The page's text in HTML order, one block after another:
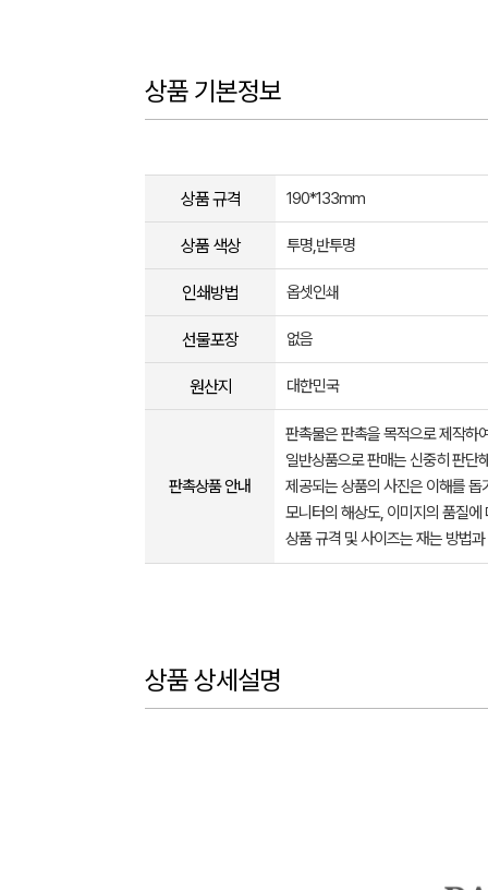
상품 기본정보
상품 규격 190*133mm
상품 색상 투명,반투명
인쇄방법 옵셋인쇄
선물포장 없음
원산지 대한민국
판촉상품 안내
판촉물은 판촉을 목적으로 제작하
일반상품으로 판매는 신중히 판단
제공되는 상품의 사진은 이해를
모니터의 해상도, 이미지의 품질
상품 규격 및 사이즈는 재는 방법
상품 상세설명